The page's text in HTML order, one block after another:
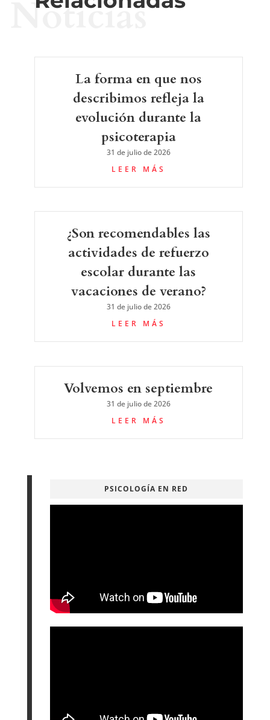
Noticias
La forma en que nos
describimos refleja la
evolución durante la
psicoterapia
31 de julio de 2026
LEER MÁS
¿Son recomendables las
actividades de refuerzo
escolar durante las
vacaciones de verano?
31 de julio de 2026
LEER MÁS
Volvemos en septiembre
31 de julio de 2026
LEER MÁS
PSICOLOGÍA EN RED